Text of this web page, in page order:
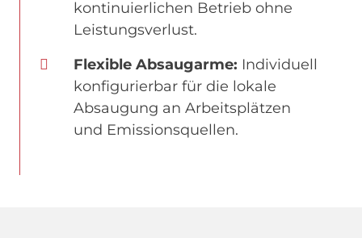
kontinuierlichen Betrieb ohne
Leistungsverlust.
Flexible Absaugarme: Individuell
konfigurierbar für die lokale
Absaugung an Arbeitsplätzen
und Emissionsquellen.